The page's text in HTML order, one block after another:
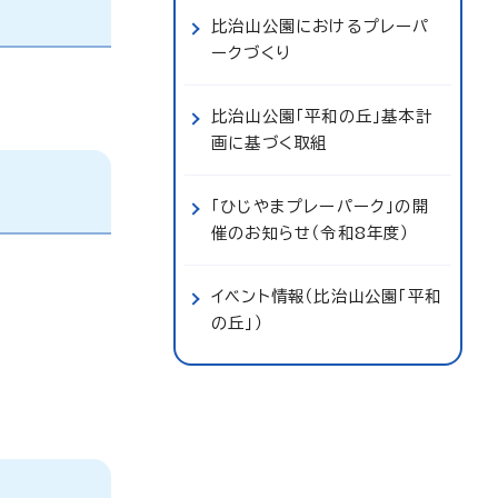
比治山公園におけるプレーパ
ークづくり
比治山公園「平和の丘」基本計
画に基づく取組
「ひじやまプレーパーク」の開
催のお知らせ（令和8年度）
イベント情報（比治山公園「平和
の丘」）